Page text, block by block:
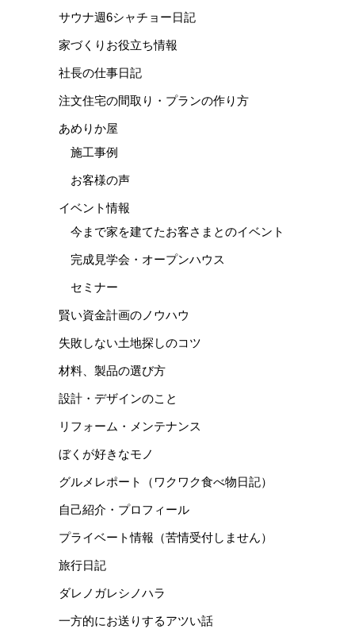
サウナ週6シャチョー日記
家づくりお役立ち情報
社長の仕事日記
注文住宅の間取り・プランの作り方
あめりか屋
施工事例
お客様の声
イベント情報
今まで家を建てたお客さまとのイベント
完成見学会・オープンハウス
セミナー
賢い資金計画のノウハウ
失敗しない土地探しのコツ
材料、製品の選び方
設計・デザインのこと
リフォーム・メンテナンス
ぼくが好きなモノ
グルメレポート（ワクワク食べ物日記）
自己紹介・プロフィール
プライベート情報（苦情受付しません）
旅行日記
ダレノガレシノハラ
一方的にお送りするアツい話